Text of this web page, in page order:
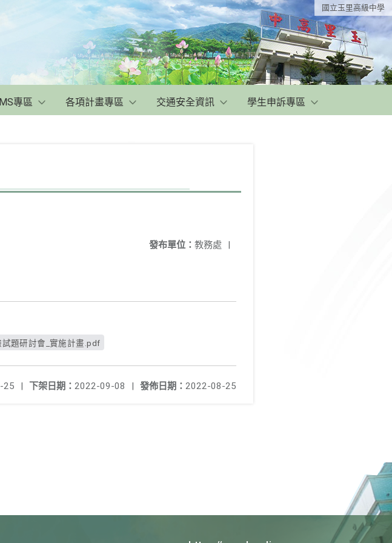
國立玉里高級中學
專區 各項計畫專區 交通安全資訊 學生申訴專區
發布單位： 教務處 |
題研討會_實施計畫.pdf
發佈日期： 2022-08-25
下架日期： 2022-09-08 |
25 |